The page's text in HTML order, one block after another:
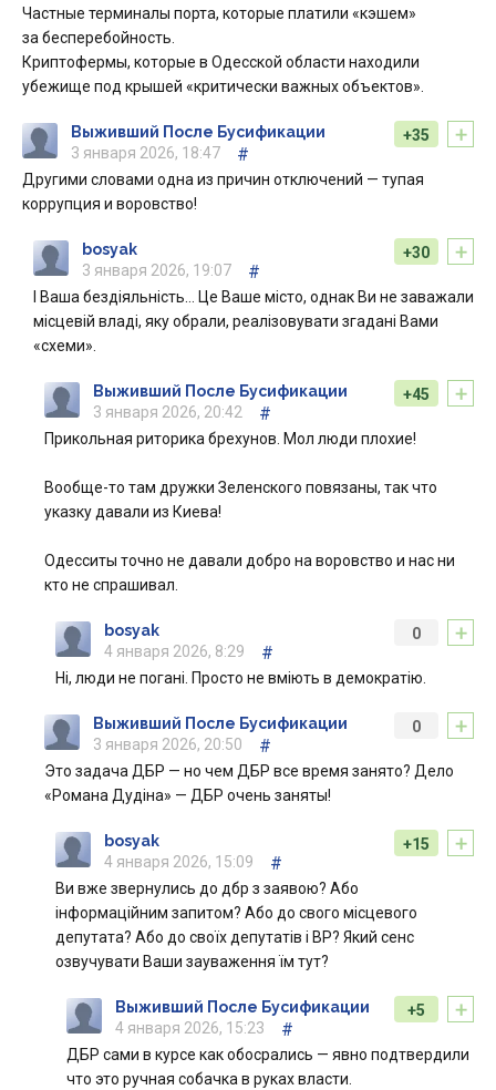
Частные терминалы порта, которые платили «кэшем»
за бесперебойность.
Криптофермы, которые в Одесской области находили
убежище под крышей «критически важных объектов».
+
+35
Выживший После Бусификации
3 января 2026, 18:47
#
Другими словами одна из причин отключений — тупая
коррупция и воровство!
+
+30
bosyak
3 января 2026, 19:07
#
І Ваша бездіяльність… Це Ваше місто, однак Ви не заважали
місцевій владі, яку обрали, реалізовувати згадані Вами
«схеми».
+
+45
Выживший После Бусификации
3 января 2026, 20:42
#
Прикольная риторика брехунов. Мол люди плохие!
Вообще-то там дружки Зеленского повязаны, так что
указку давали из Киева!
Одесситы точно не давали добро на воровство и нас ни
кто не спрашивал.
+
0
bosyak
4 января 2026, 8:29
#
Ні, люди не погані. Просто не вміють в демократію.
+
0
Выживший После Бусификации
3 января 2026, 20:50
#
Это задача ДБР — но чем ДБР все время занято? Дело
«Романа Дудіна» — ДБР очень заняты!
+
+15
bosyak
4 января 2026, 15:09
#
Ви вже звернулись до дбр з заявою? Або
інформаційним запитом? Або до свого місцевого
депутата? Або до своїх депутатів і ВР? Який сенс
озвучувати Ваши зауваження їм тут?
+
+5
Выживший После Бусификации
4 января 2026, 15:23
#
ДБР сами в курсе как обосрались — явно подтвердили
что это ручная собачка в руках власти.